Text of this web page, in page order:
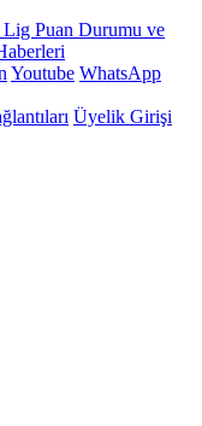
Lig Puan Durumu ve
Youtube WhatsApp
Üyelik Girişi